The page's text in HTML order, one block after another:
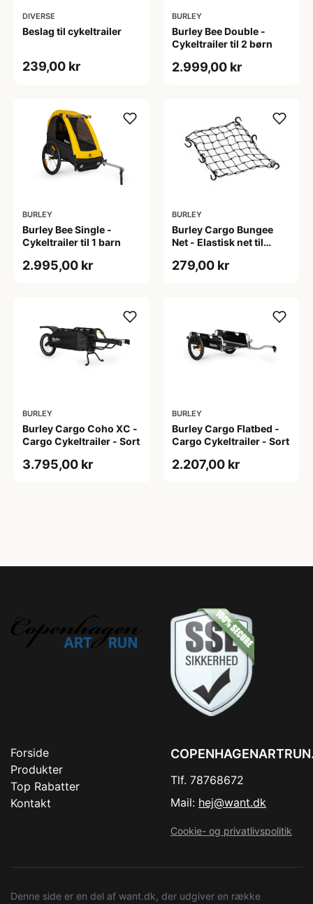
DIVERSE
Beslag til cykeltrailer
239,00 kr
BURLEY
Burley Bee Double -
Cykeltrailer til 2 børn
2.999,00 kr
BURLEY
Burley Bee Single -
Cykeltrailer til 1 barn
2.995,00 kr
BURLEY
Burley Cargo Bungee
Net - Elastisk net til
279,00 kr
BURLEY
Burley Cargo Coho XC -
Cargo Cykeltrailer - Sort
3.795,00 kr
BURLEY
Burley Cargo Flatbed -
Cargo Cykeltrailer - Sort
2.207,00 kr
Forside
Produkter
Top Rabatter
Kontakt
Tlf. 78768672
Mail: hej@want.dk
Cookie- og privatlivspolitik
Denne side er en del af want.dk, der udgiver en række